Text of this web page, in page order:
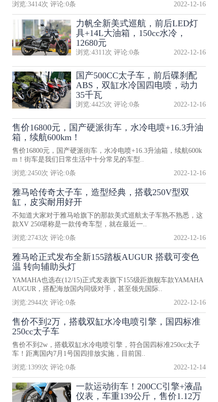
浏览:3414次 评论:0条 2022-12-16
力帆全新美式巡航，前后LED灯
具+14L大油箱，150cc水冷，
12680元
浏览:4311次 评论:0条 2022-12-16
国产500CC太子车，前后碟刹配
ABS，双缸水冷国四电喷，动力
35千瓦
浏览:4425次 评论:0条 2022-12-16
售价16800元，国产硬派街车，水冷电喷+16.3升油
箱，续航600km！
售价16800元，国产硬派街车，水冷电喷+16.3升油箱，续航600k
m！街车是我们日常生活中十分常见的车型..
浏览:2450次 评论:0条 2022-12-16
雅马哈传奇太子车，造型经典，搭载250V型双
缸，皮实耐用好开
不知道大家对于雅马哈旗下的那款美式巡航太子车熟不熟悉，这
款XV 250堪称是一款传奇车型，就在最近一..
浏览:2743次 评论:0条 2022-12-16
雅马哈正式发布全新155踏板AUGUR 搭载可变色
温 转向辅助头灯
YAMAHA也选在(12/15)正式发表旗下155级距旗舰车款YAMAHA
AUGUR，搭配海放国内同级对手，甚至领先国际..
浏览:2944次 评论:0条 2022-12-16
售价不到2万，搭载双缸水冷电喷引擎，国四标准
250cc太子车
售价不到2w，搭载双缸水冷电喷引擎，符合国四标准250cc太子
车！距离国内7月1号国四排放实施，目前国..
浏览:1399次 评论:0条 2022-12-14
一款运动街车！200CC引擎+液晶
仪表，车重139公斤，售价1.12万